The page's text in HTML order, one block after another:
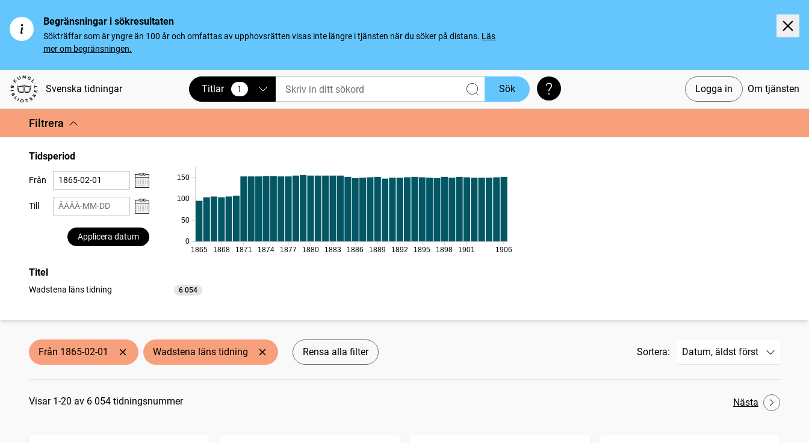
Begränsningar i sökresultaten
Sökträffar som är yngre än 100 år och omfattas av upphovsrätten visas inte längre i tjänsten när du söker på distans. Läs
mer om begränsningen.
Svenska tidningar Logga in Om tjänsten
Titlar 1
vald Sök Söktips
Filtrera
Tidsperiod
Från
Till
Applicera datum
0
50
100
150
1865 1868 1871 1874 1877 1880 1883 1886 1889 1892 1895 1898 1901 1906
Titel
Wadstena läns tidning 6 054
träffar
Från 1865-02-01 Wadstena läns tidning Rensa alla filter Sortera:
Sökresultat
Visar 1-20 av 6 054 tidningsnummer Nästa